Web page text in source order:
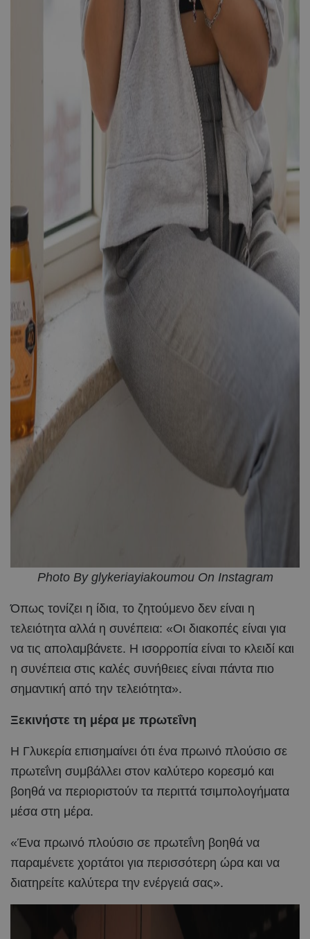
Photo By glykeriayiakoumou On Instagram
Όπως τονίζει η ίδια, το ζητούμενο δεν είναι η
τελειότητα αλλά η συνέπεια: «Οι διακοπές είναι για
να τις απολαμβάνετε. Η ισορροπία είναι το κλειδί και
η συνέπεια στις καλές συνήθειες είναι πάντα πιο
σημαντική από την τελειότητα».
Ξεκινήστε τη μέρα με πρωτεΐνη
Η Γλυκερία επισημαίνει ότι ένα πρωινό πλούσιο σε
πρωτεΐνη συμβάλλει στον καλύτερο κορεσμό και
βοηθά να περιοριστούν τα περιττά τσιμπολογήματα
μέσα στη μέρα.
«Ένα πρωινό πλούσιο σε πρωτεΐνη βοηθά να
παραμένετε χορτάτοι για περισσότερη ώρα και να
διατηρείτε καλύτερα την ενέργειά σας».